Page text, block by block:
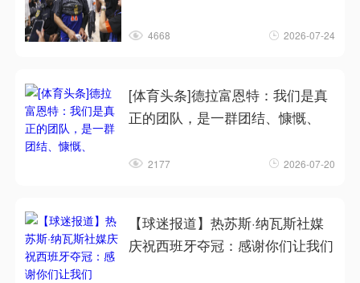
4668 2026-07-24
[体育头条]德拉富恩特：我们是真
正的团队，是一群团结、慷慨、
2177 2026-07-20
【球迷报道】热苏斯·纳瓦斯社媒
庆祝西班牙夺冠：感谢你们让我们